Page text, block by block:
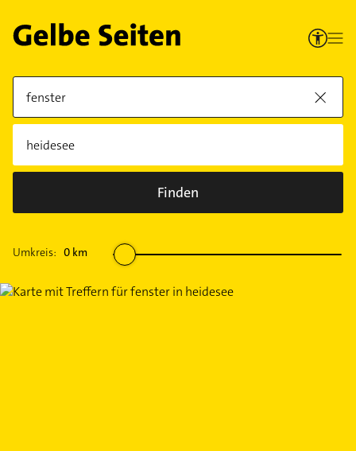
Finden
Umkreis: 0 km